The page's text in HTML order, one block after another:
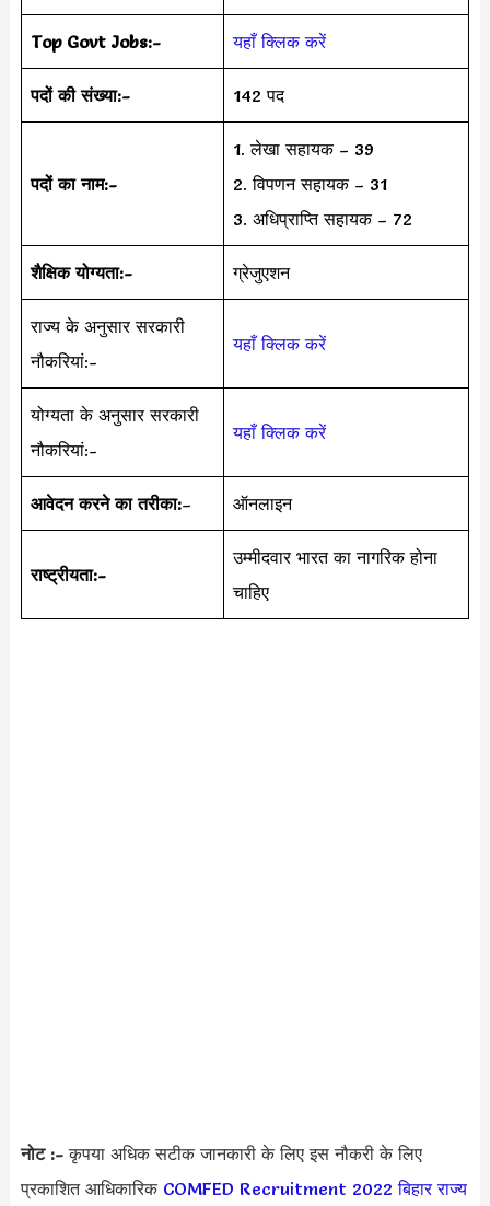
Top Govt Jobs:- यहाँ क्लिक करें
पदों की संख्या:- 142 पद
पदों का नाम:-
1. लेखा सहायक – 39
2. विपणन सहायक – 31
3. अधिप्राप्ति सहायक – 72
शैक्षिक योग्यता:- ग्रेजुएशन
राज्य के अनुसार सरकारी
नौकरियां:-
यहाँ क्लिक करें
योग्यता के अनुसार सरकारी
नौकरियां:-
यहाँ क्लिक करें
आवेदन करने का तरीका:– ऑनलाइन
राष्ट्रीयता:-
उम्मीदवार भारत का नागरिक होना
चाहिए
नोट :-कृपया अधिक सटीक जानकारी के लिए इस नौकरी के लिए
प्रकाशित आधिकारिक COMFED Recruitment 2022 बिहार राज्य